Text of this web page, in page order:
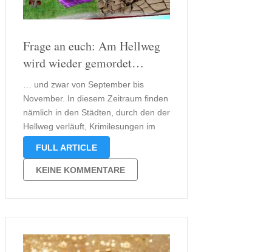
Frage an euch: Am Hellweg
wird wieder gemordet…
… und zwar von September bis
November. In diesem Zeitraum finden
nämlich in den Städten, durch den der
Hellweg verläuft, Krimilesungen im
Rahmen des europäischen
statt. Einige Lesungen, die im
Rahmen dieses Festivals stattfinden,
klingen tatsächlich sehr interessant,
FULL ARTICLE
KEINE KOMMENTARE